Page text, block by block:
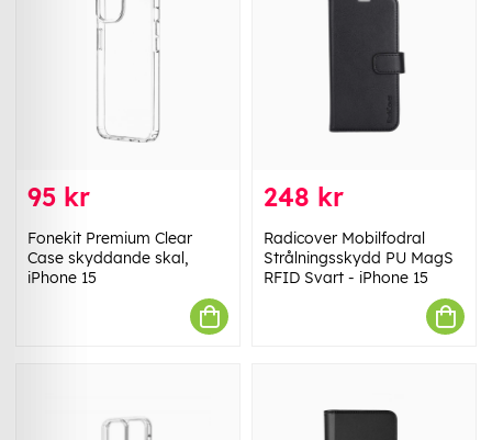
95 kr
Fonekit Premium Clear
Case skyddande skal,
iPhone 15
248 kr
Radicover Mobilfodral
Strålningsskydd PU MagS
RFID Svart - iPhone 15